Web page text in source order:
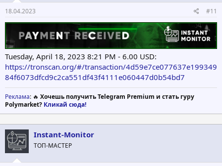
18.04.2023 #11
Tuesday, April 18, 2023 8:21 PM - 6.00 USD:
https://tronscan.org/#/transaction/4d59e7ce077637e199349
84f6073dfcd9c2ca551df43f4111e060447d0b54bd7
Реклама: 🔥 Хочешь получить Telegram Premium и стать гуру
Polymarket? Кликай сюда!
Instant-Monitor
ТОП-МАСТЕР